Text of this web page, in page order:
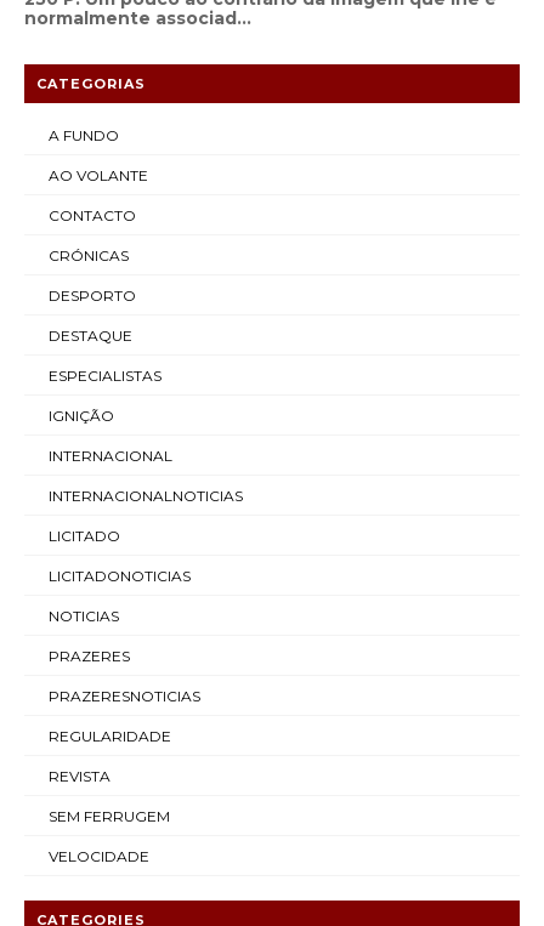
normalmente associad...
CATEGORIAS
A FUNDO
AO VOLANTE
CONTACTO
CRÓNICAS
DESPORTO
DESTAQUE
ESPECIALISTAS
IGNIÇÃO
INTERNACIONAL
INTERNACIONALNOTICIAS
LICITADO
LICITADONOTICIAS
NOTICIAS
PRAZERES
PRAZERESNOTICIAS
REGULARIDADE
REVISTA
SEM FERRUGEM
VELOCIDADE
CATEGORIES